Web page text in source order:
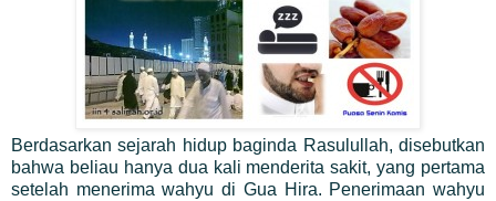
Berdasarkan sejarah hidup baginda Rasulullah, disebutkan
bahwa beliau hanya dua kali menderita sakit, yang pertama
setelah menerima wahyu di Gua Hira. Penerimaan wahyu